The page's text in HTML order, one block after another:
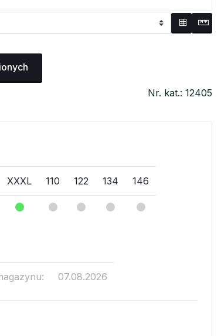
Nr. kat.: 12405
XXXL 110 122 134 146
07.08.2026